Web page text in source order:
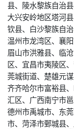
县、陵水黎族自治
大兴安岭地区塔河
钦县、白沙黎族自
温州市龙湾区、襄
眉山市洪雅县、临
区、宜昌市夷陵区
莞城街道、楚雄元
齐齐哈尔市富裕县
汇区、广西南宁市
德州市禹城市、东
市、菏泽市鄄城县